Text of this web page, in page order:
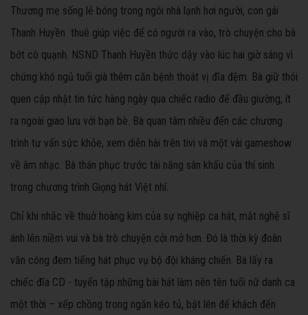
Thương mẹ sống lẻ bóng trong ngôi nhà lạnh hơi người, con gái
Thanh Huyền thuê giúp việc để có người ra vào, trò chuyện cho bà
bớt cô quạnh. NSND Thanh Huyền thức dậy vào lúc hai giờ sáng vì
chứng khó ngủ tuổi già thêm căn bệnh thoát vị đĩa đệm. Bà giữ thói
quen cập nhật tin tức hàng ngày qua chiếc radio để đầu giường, ít
ra ngoài giao lưu với bạn bè. Bà quan tâm nhiều đến các chương
trình tư vấn sức khỏe, xem diễn hài trên tivi và một vài gameshow
về âm nhạc. Bà thán phục trước tài năng sân khấu của thí sinh
trong chương trình Giọng hát Việt nhí.
Chỉ khi nhắc về thuở hoàng kim của sự nghiệp ca hát, mắt nghệ sĩ
ánh lên niềm vui và bà trò chuyện cởi mở hơn. Đó là thời kỳ đoàn
văn công đem tiếng hát phục vụ bộ đội kháng chiến. Bà lấy ra
chiếc đĩa CD - tuyển tập những bài hát làm nên tên tuổi nữ danh ca
một thời – xếp chồng trong ngăn kéo tủ, bật lên để khách đến